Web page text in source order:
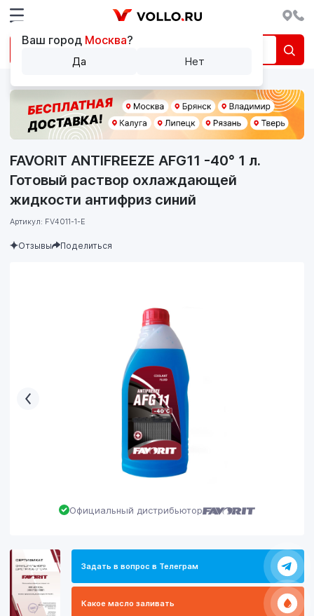
Официальный дистрибьютор
Задать в вопрос в Телеграм
Какое масло заливать
FAVORIT ANTIFREEZE AFG11 -40° 1 л.
Готовый раствор охлаждающей
жидкости антифриз синий
Артикул: FV4011-1-E
Отзывы Поделиться
Ваш город Москва?
Да Нет